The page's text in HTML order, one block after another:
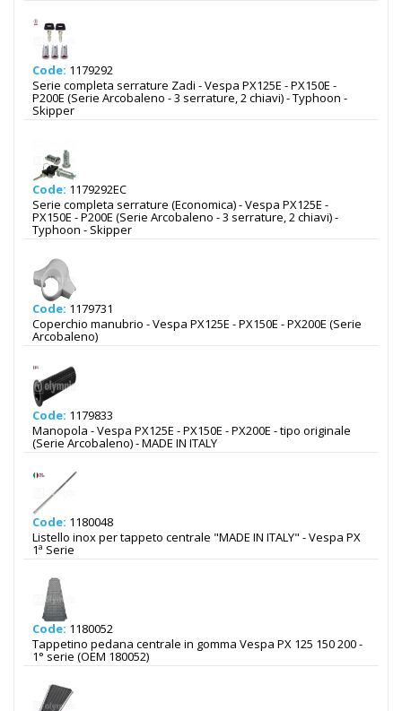
Code: 1179292
Serie completa serrature Zadi - Vespa PX125E - PX150E -
P200E (Serie Arcobaleno - 3 serrature, 2 chiavi) - Typhoon -
Skipper
Code: 1179292EC
Serie completa serrature (Economica) - Vespa PX125E -
PX150E - P200E (Serie Arcobaleno - 3 serrature, 2 chiavi) -
Typhoon - Skipper
Code: 1179731
Coperchio manubrio - Vespa PX125E - PX150E - PX200E (Serie
Arcobaleno)
Code: 1179833
Manopola - Vespa PX125E - PX150E - PX200E - tipo originale
(Serie Arcobaleno) - MADE IN ITALY
Code: 1180048
Listello inox per tappeto centrale "MADE IN ITALY" - Vespa PX
1ª Serie
Code: 1180052
Tappetino pedana centrale in gomma Vespa PX 125 150 200 -
1° serie (OEM 180052)